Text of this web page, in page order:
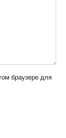
браузере для